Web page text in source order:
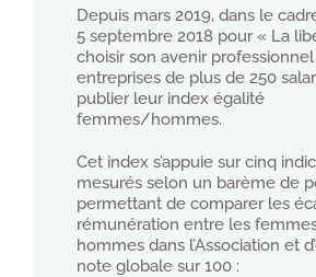
Depuis mars 2019, dans le
5 septembre 2018 pour « La
choisir son avenir
entreprises de plus de 250
publier leur index égalité
femmes/hommes.
Cet index s’appuie sur cinq
mesurés selon un barème de
permettant de comparer les
rémunération entre les
hommes dans l’Association et
note globale sur 100 :